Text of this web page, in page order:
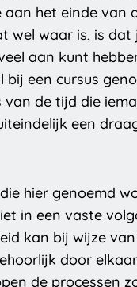
het einde van
wel waar is, is
aan kunt
bij een cursus
de tijd die
een
hier genoemd
in een vaste
kan bij wijze
door
de processen